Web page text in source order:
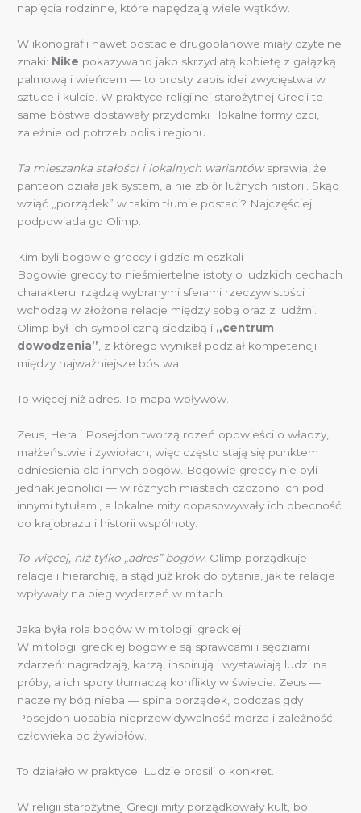
napięcia rodzinne, które napędzają wiele wątków.
W ikonografii nawet postacie drugoplanowe miały czytelne
znaki: Nike pokazywano jako skrzydlatą kobietę z gałązką
palmową i wieńcem — to prosty zapis idei zwycięstwa w
sztuce i kulcie. W praktyce religijnej starożytnej Grecji te
same bóstwa dostawały przydomki i lokalne formy czci,
zależnie od potrzeb polis i regionu.
Ta mieszanka stałości i lokalnych wariantówsprawia, że
panteon działa jak system, a nie zbiór luźnych historii. Skąd
wziąć „porządek” w takim tłumie postaci? Najczęściej
podpowiada go Olimp.
Kim byli bogowie greccy i gdzie mieszkali
Bogowie greccy to nieśmiertelne istoty o ludzkich cechach
charakteru; rządzą wybranymi sferami rzeczywistości i
wchodzą w złożone relacje między sobą oraz z ludźmi.
Olimp był ich symboliczną siedzibą i „centrum
dowodzenia” , z którego wynikał podział kompetencji
między najważniejsze bóstwa.
To więcej niż adres. To mapa wpływów.
Zeus, Hera i Posejdon tworzą rdzeń opowieści o władzy,
małżeństwie i żywiołach, więc często stają się punktem
odniesienia dla innych bogów. Bogowie greccy nie byli
jednak jednolici — w różnych miastach czczono ich pod
innymi tytułami, a lokalne mity dopasowywały ich obecność
do krajobrazu i historii wspólnoty.
To więcej, niż tylko „adres” bogów. Olimp porządkuje
relacje i hierarchię, a stąd już krok do pytania, jak te relacje
wpływały na bieg wydarzeń w mitach.
Jaka była rola bogów w mitologii greckiej
W mitologii greckiej bogowie są sprawcami i sędziami
zdarzeń: nagradzają, karzą, inspirują i wystawiają ludzi na
próby, a ich spory tłumaczą konflikty w świecie. Zeus —
naczelny bóg nieba — spina porządek, podczas gdy
Posejdon uosabia nieprzewidywalność morza i zależność
człowieka od żywiołów.
To działało w praktyce. Ludzie prosili o konkret.
W religii starożytnej Grecji mity porządkowały kult, bo